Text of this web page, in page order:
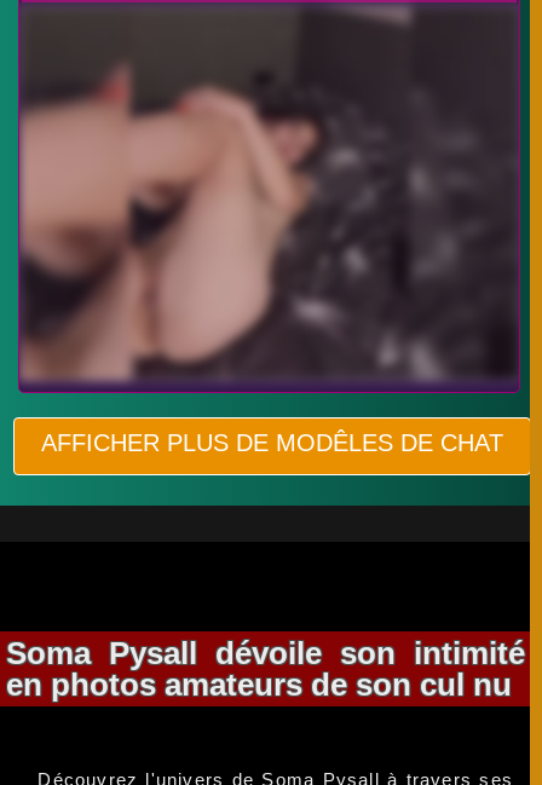
AFFICHER PLUS DE MODÊLES DE CHAT
Soma Pysall dévoile son intimité
en photos amateurs de son cul nu
Découvrez l'univers de Soma Pysall à travers ses